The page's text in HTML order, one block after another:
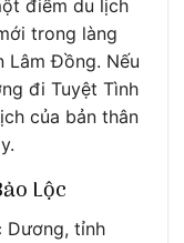
điểm du lịch
trong làng
Lâm Đồng. Nếu
đi Tuyệt Tình
của bản thân
Lộc
Dương, tỉnh